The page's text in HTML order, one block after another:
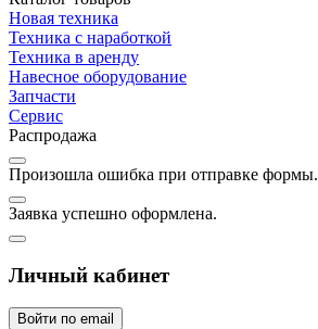
Новая техника
Техника с наработкой
Техника в аренду
Навесное оборудование
Запчасти
Сервис
Распродажа
Произошла ошибка при отправке формы.
Заявка успешно оформлена.
Личный кабинет
Войти по email